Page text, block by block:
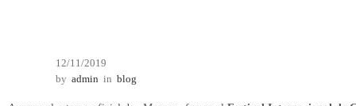
12/11/2019
by admin in blog